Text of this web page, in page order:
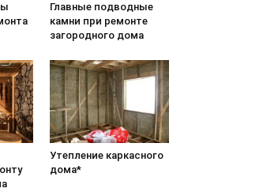
Главные подводные
камни при ремонте
загородного дома
Утепление каркасного
дома*